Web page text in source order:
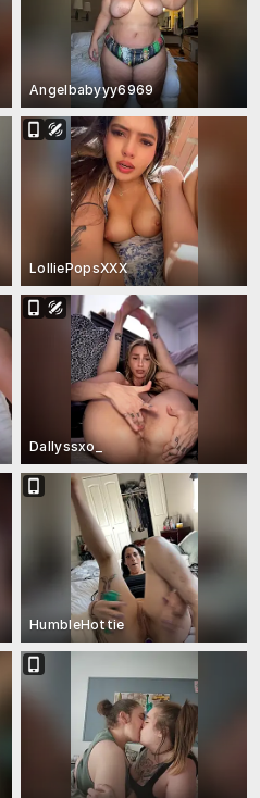
Angelbabyyy6969
LolliePopsXXX
Dallyssxo_
HumbleHottie